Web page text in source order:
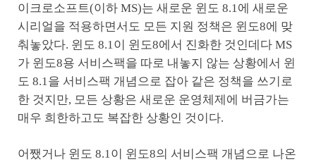
이크로소프트(이하 MS)는 새로운 윈도 8.1에 새로운
시리얼을 적용하면서도 모든 지원 정책은 윈도8에 맞
춰놓았다. 윈도 8.1이 윈도8에서 진화한 것인데다 MS
가 윈도8용 서비스팩을 따로 내놓지 않는 상황에서 윈
도 8.1을 서비스팩 개념으로 잡아 같은 정책을 쓰기로
한 것지만, 모든 상황은 새로운 운영체제에 버금가는
매우 희한하고도 복잡한 상황인 것이다.
어쨌거나 윈도 8.1이 윈도8의 서비스팩 개념으로 나온